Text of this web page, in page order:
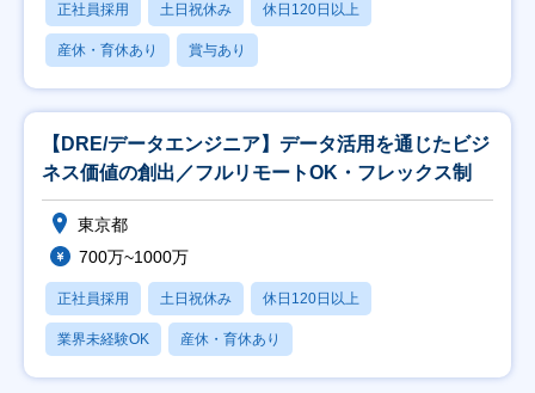
正社員採用 土日祝休み 休日120日以上
産休・育休あり 賞与あり
【DRE/データエンジニア】データ活用を通じたビジ
ネス価値の創出／フルリモートOK・フレックス制
東京都
700万~1000万
正社員採用 土日祝休み 休日120日以上
業界未経験OK 産休・育休あり